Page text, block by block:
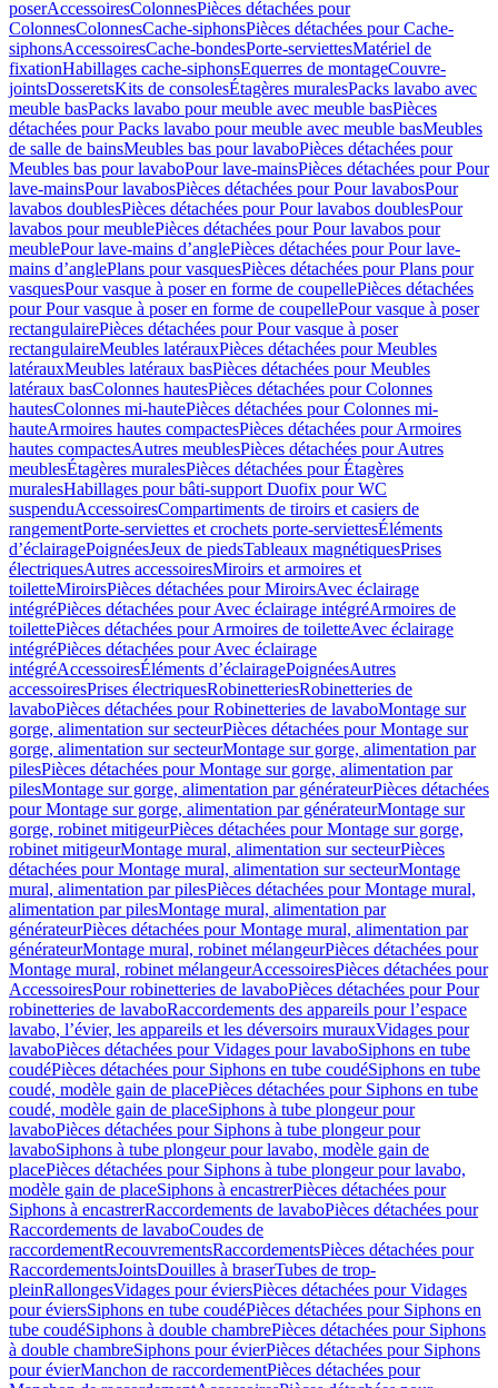
poserAccessoiresColonnesPièces détachées pour
ColonnesColonnesCache-siphonsPièces détachées pour Cache-
siphonsAccessoiresCache-bondesPorte-serviettesMatériel de
fixationHabillages cache-siphonsEquerres de montageCouvre-
jointsDosseretsKits de consolesÉtagères muralesPacks lavabo avec
meuble basPacks lavabo pour meuble avec meuble basPièces
détachées pour Packs lavabo pour meuble avec meuble basMeubles
de salle de bainsMeubles bas pour lavaboPièces détachées pour
Meubles bas pour lavaboPour lave-mainsPièces détachées pour Pour
lave-mainsPour lavabosPièces détachées pour Pour lavabosPour
lavabos doublesPièces détachées pour Pour lavabos doublesPour
lavabos pour meublePièces détachées pour Pour lavabos pour
meublePour lave-mains d’anglePièces détachées pour Pour lave-
mains d’anglePlans pour vasquesPièces détachées pour Plans pour
vasquesPour vasque à poser en forme de coupellePièces détachées
pour Pour vasque à poser en forme de coupellePour vasque à poser
rectangulairePièces détachées pour Pour vasque à poser
rectangulaireMeubles latérauxPièces détachées pour Meubles
latérauxMeubles latéraux basPièces détachées pour Meubles
latéraux basColonnes hautesPièces détachées pour Colonnes
hautesColonnes mi-hautePièces détachées pour Colonnes mi-
hauteArmoires hautes compactesPièces détachées pour Armoires
hautes compactesAutres meublesPièces détachées pour Autres
meublesÉtagères muralesPièces détachées pour Étagères
muralesHabillages pour bâti-support Duofix pour WC
suspenduAccessoiresCompartiments de tiroirs et casiers de
rangementPorte-serviettes et crochets porte-serviettesÉléments
d’éclairagePoignéesJeux de piedsTableaux magnétiquesPrises
électriquesAutres accessoiresMiroirs et armoires et
toiletteMiroirsPièces détachées pour MiroirsAvec éclairage
intégréPièces détachées pour Avec éclairage intégréArmoires de
toilettePièces détachées pour Armoires de toiletteAvec éclairage
intégréPièces détachées pour Avec éclairage
intégréAccessoiresÉléments d’éclairagePoignéesAutres
accessoiresPrises électriquesRobinetteriesRobinetteries de
lavaboPièces détachées pour Robinetteries de lavaboMontage sur
gorge, alimentation sur secteurPièces détachées pour Montage sur
gorge, alimentation sur secteurMontage sur gorge, alimentation par
pilesPièces détachées pour Montage sur gorge, alimentation par
pilesMontage sur gorge, alimentation par générateurPièces détachées
pour Montage sur gorge, alimentation par générateurMontage sur
gorge, robinet mitigeurPièces détachées pour Montage sur gorge,
robinet mitigeurMontage mural, alimentation sur secteurPièces
détachées pour Montage mural, alimentation sur secteurMontage
mural, alimentation par pilesPièces détachées pour Montage mural,
alimentation par pilesMontage mural, alimentation par
générateurPièces détachées pour Montage mural, alimentation par
générateurMontage mural, robinet mélangeurPièces détachées pour
Montage mural, robinet mélangeurAccessoiresPièces détachées pour
AccessoiresPour robinetteries de lavaboPièces détachées pour Pour
robinetteries de lavaboRaccordements des appareils pour l’espace
lavabo, l’évier, les appareils et les déversoirs murauxVidages pour
lavaboPièces détachées pour Vidages pour lavaboSiphons en tube
coudéPièces détachées pour Siphons en tube coudéSiphons en tube
coudé, modèle gain de placePièces détachées pour Siphons en tube
coudé, modèle gain de placeSiphons à tube plongeur pour
lavaboPièces détachées pour Siphons à tube plongeur pour
lavaboSiphons à tube plongeur pour lavabo, modèle gain de
placePièces détachées pour Siphons à tube plongeur pour lavabo,
modèle gain de placeSiphons à encastrerPièces détachées pour
Siphons à encastrerRaccordements de lavaboPièces détachées pour
Raccordements de lavaboCoudes de
raccordementRecouvrementsRaccordementsPièces détachées pour
RaccordementsJointsDouilles à braserTubes de trop-
pleinRallongesVidages pour éviersPièces détachées pour Vidages
pour éviersSiphons en tube coudéPièces détachées pour Siphons en
tube coudéSiphons à double chambrePièces détachées pour Siphons
à double chambreSiphons pour évierPièces détachées pour Siphons
pour évierManchon de raccordementPièces détachées pour